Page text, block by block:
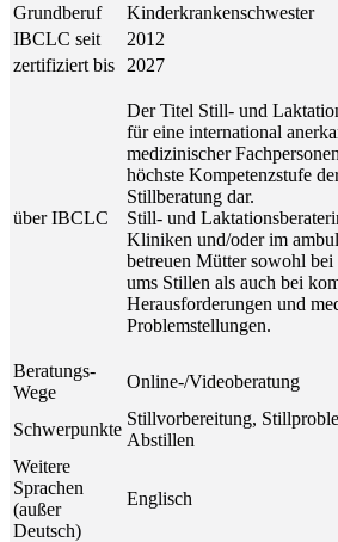
Grundberuf
Kinderkrankenschwester
IBCLC seit
2012
zertifiziert bis
2027
über IBCLC
Der Titel Still- und
für eine international
medizinischer
höchste Kompetenzstufe
Stillberatung dar.
Still- und
Kliniken und/oder im
betreuen Mütter sowohl
ums Stillen als auch bei
Herausforderungen und
Problemstellungen.
Beratungs-
Wege
Online-/Videoberatung
Schwerpunkte
Stillvorbereitung,
Abstillen
Weitere
Sprachen
(außer
Deutsch)
Englisch